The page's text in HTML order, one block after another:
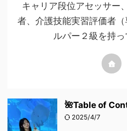
キャリア段位アセッサー
者、介護技能実習評価者
ルパー２級を持っ
🌺Table of
2025/4/7